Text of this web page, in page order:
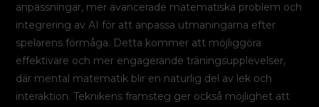
anpassningar, mer avancerade matematiska problem och
integrering av AI för att anpassa utmaningarna efter
spelarens förmåga. Detta kommer att möjliggöra
effektivare och mer engagerande träningsupplevelser,
där mental matematik blir en naturlig del av lek och
interaktion. Teknikens framsteg ger också möjlighet att